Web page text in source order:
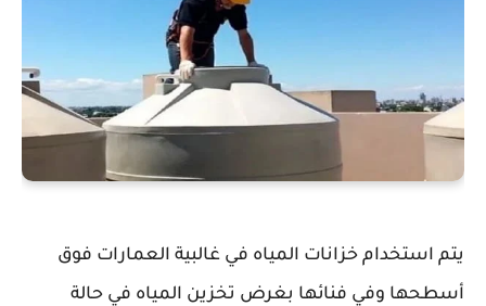
يتم استخدام خزانات المياه في غالبية العمارات فوق
أسطحها وفي فنائها بغرض تخزين المياه في حالة